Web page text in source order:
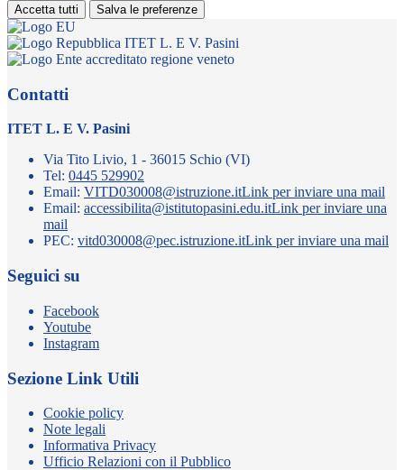
Accetta tutti Salva le preferenze
ITET L. E V. Pasini
Contatti
ITET L. E V. Pasini
Via Tito Livio, 1 - 36015 Schio (VI)
Tel: 0445 529902
Email: VITD030008@istruzione.itLink per inviare una mail
Email: accessibilita@istitutopasini.edu.itLink per inviare una
mail
PEC: vitd030008@pec.istruzione.itLink per inviare una mail
Seguici su
Facebook
Youtube
Instagram
Sezione Link Utili
Cookie policy
Note legali
Informativa Privacy
Ufficio Relazioni con il Pubblico